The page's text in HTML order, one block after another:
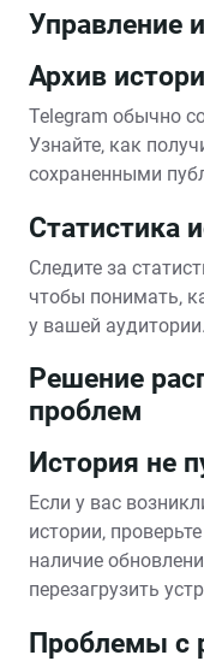
Управление
Архив
Telegram обычно
Узнайте‚ как
сохраненными
Статистика
Следите за
чтобы понимать‚
у вашей аудитории.
Решение
проблем
История не
Если у вас
истории‚
наличие
перезагрузить
Проблемы с